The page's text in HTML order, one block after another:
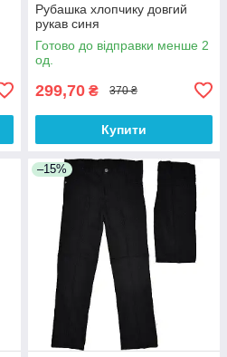
Рубашка хлопчику довгий
рукав синя
Готово до відправки менше 2
од.
299,70 ₴ 370 ₴
Купити
–15%